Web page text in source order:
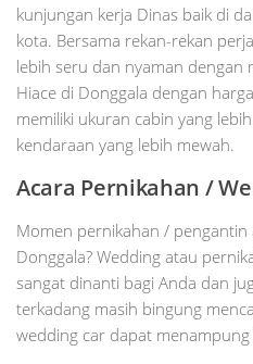
kunjungan kerja Dinas baik di
kota. Bersama rekan-rekan
lebih seru dan nyaman dengan
Hiace di Donggala dengan
memiliki ukuran cabin yang
kendaraan yang lebih mewah.
Acara Pernikahan /
Momen pernikahan / pengantin
Donggala? Wedding atau
sangat dinanti bagi Anda dan
terkadang masih bingung
wedding car dapat menampung